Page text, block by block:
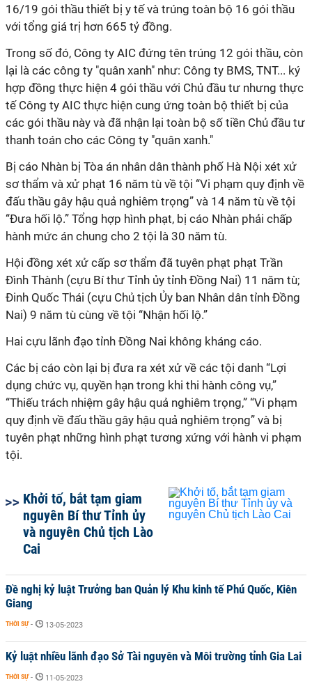
16/19 gói thầu thiết bị y tế và trúng toàn bộ 16 gói thầu
với tổng giá trị hơn 665 tỷ đồng.
Trong số đó, Công ty AIC đứng tên trúng 12 gói thầu, còn
lại là các công ty "quân xanh" như: Công ty BMS, TNT... ký
hợp đồng thực hiện 4 gói thầu với Chủ đầu tư nhưng thực
tế Công ty AIC thực hiện cung ứng toàn bộ thiết bị của
các gói thầu này và đã nhận lại toàn bộ số tiền Chủ đầu tư
thanh toán cho các Công ty "quân xanh."
Bị cáo Nhàn bị Tòa án nhân dân thành phố Hà Nội xét xử
sơ thẩm và xử phạt 16 năm tù về tội “Vi phạm quy định về
đấu thầu gây hậu quả nghiêm trọng” và 14 năm tù về tội
“Đưa hối lộ.” Tổng hợp hình phạt, bị cáo Nhàn phải chấp
hành mức án chung cho 2 tội là 30 năm tù.
Hội đồng xét xử cấp sơ thẩm đã tuyên phạt phạt Trần
Đình Thành (cựu Bí thư Tỉnh ủy tỉnh Đồng Nai) 11 năm tù;
Đinh Quốc Thái (cựu Chủ tịch Ủy ban Nhân dân tỉnh Đồng
Nai) 9 năm tù cùng về tội “Nhận hối lộ.”
Hai cựu lãnh đạo tỉnh Đồng Nai không kháng cáo.
Các bị cáo còn lại bị đưa ra xét xử về các tội danh “Lợi
dụng chức vụ, quyền hạn trong khi thi hành công vụ,”
“Thiếu trách nhiệm gây hậu quả nghiêm trọng,” “Vi phạm
quy định về đấu thầu gây hậu quả nghiêm trọng” và bị
tuyên phạt những hình phạt tương xứng với hành vi phạm
tội.
Khởi tố, bắt tạm giam
nguyên Bí thư Tỉnh ủy
và nguyên Chủ tịch Lào
Cai
Đề nghị kỷ luật Trưởng ban Quản lý Khu kinh tế Phú Quốc, Kiên
Giang ​
THỜI SỰ - 13-05-2023
Kỷ luật nhiều lãnh đạo Sở Tài nguyên và Môi trường tỉnh Gia Lai
THỜI SỰ - 11-05-2023